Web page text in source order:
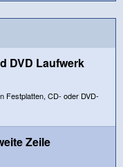
DVD Laufwerk
Festplatten, CD- oder DVD-
Zeile